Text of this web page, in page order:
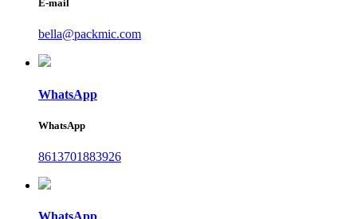
E-mail
bella@packmic.com
WhatsApp
WhatsApp
8613701883926